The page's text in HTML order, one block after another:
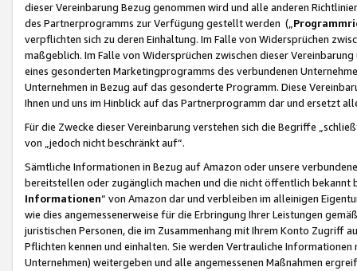
dieser Vereinbarung Bezug genommen wird und alle anderen
des Partnerprogramms zur Verfügung gestellt werden („
verpflichten sich zu deren Einhaltung. Im Falle von Widersprüchen
maßgeblich. Im Falle von Widersprüchen zwischen dieser
eines gesonderten Marketingprogramms des verbundenen
Unternehmen in Bezug auf das gesonderte Programm. Diese
Ihnen und uns im Hinblick auf das Partnerprogramm dar und ersetzt
Für die Zwecke dieser Vereinbarung verstehen sich die Begriffe
von „jedoch nicht beschränkt auf“.
Sämtliche Informationen in Bezug auf Amazon oder unsere
bereitstellen oder zugänglich machen und die nicht öffentlich
Informationen“ von Amazon dar und verbleiben im alleinigen
wie dies angemessenerweise für die Erbringung Ihrer Leistungen
juristischen Personen, die im Zusammenhang mit Ihrem Konto
Pflichten kennen und einhalten. Sie werden Vertrauliche
Unternehmen) weitergeben und alle angemessenen Maßnahmen